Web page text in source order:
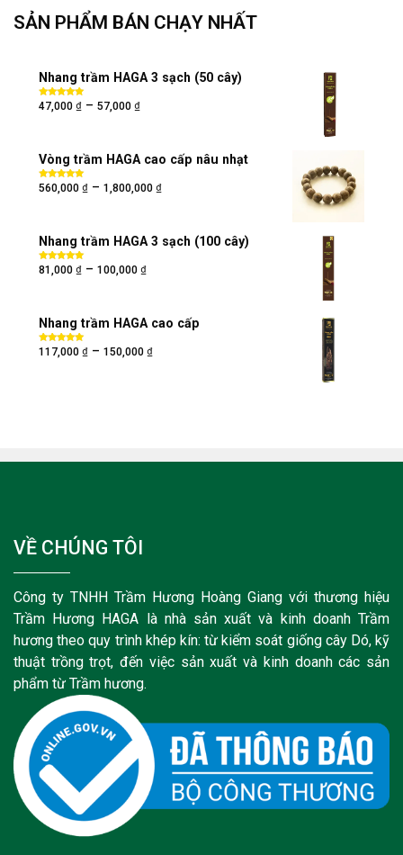
SẢN PHẨM BÁN CHẠY NHẤT
Nhang trầm HAGA 3 sạch (50 cây)
Được xếp
hạng 5.005
47,000 ₫ – 57,000 ₫
Vòng trầm HAGA cao cấp nâu nhạt
Được xếp
hạng5.005
560,000 ₫ – 1,800,000 ₫
Nhang trầm HAGA 3 sạch (100 cây)
Được xếp
hạng 5.005
81,000 ₫ – 100,000 ₫
Nhang trầm HAGA cao cấp
Được xếp
hạng5.005
117,000 ₫ – 150,000 ₫
VỀ CHÚNG TÔI
Công ty TNHH Trầm Hương Hoàng Giang với thương hiệu
Trầm Hương HAGA là nhà sản xuất và kinh doanh Trầm
hương theo quy trình khép kín: từ kiểm soát giống cây Dó, kỹ
thuật trồng trọt, đến việc sản xuất và kinh doanh các sản
phẩm từ Trầm hương.